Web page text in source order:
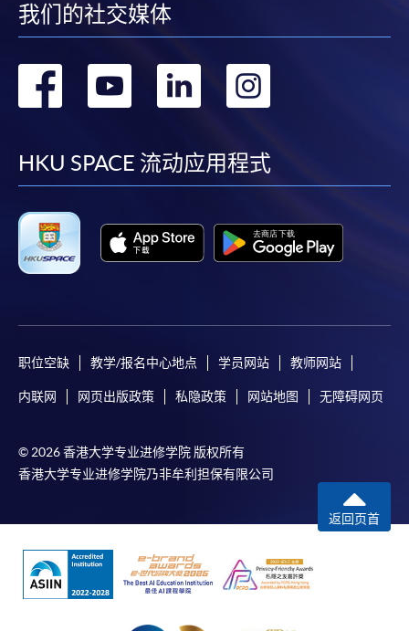
我们的社交媒体
转
facebook
转
youtube
转
linkedin
转
HKU SPACE 流动应用程式
职位空缺 教学/报名中心地点 学员网站 教师网站
内联网 网页出版政策 私隐政策 网站地图 无障碍网页
© 2026 香港大学专业进修学院 版权所有
香港大学专业进修学院乃非牟利担保有限公司
返回页首